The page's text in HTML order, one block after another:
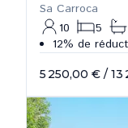
Sa Carroca
10
5
12% de
5 250,00 € / 13